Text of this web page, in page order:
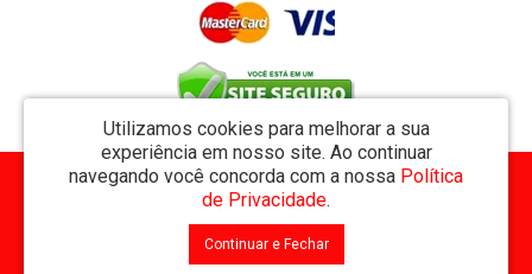
Utilizamos cookies para melhorar a sua
experiência em nosso site. Ao continuar
navegando você concorda com a nossa Política
de Privacidade.
Continuar e Fechar
MVT Comércio de Representação de Livros Ltda - CNPJ: 11.162.894/0001-32
Rua Visconde de Utinga 234 - Parque das Laranjeiras - Manaus / AM - CEP: 69058-810
MVT Livraria © 2026